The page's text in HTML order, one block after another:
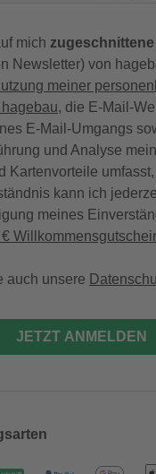
mich
Newsletter) von
meiner
, die E-Mail-
E-Mail-Umgangs
und Analyse
Kartenvorteile
kann ich
meines
€
auch unsere
JETZT ANMELDEN